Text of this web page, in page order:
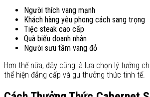
Người thích vang mạnh
Khách hàng yêu phong cách sang trọng
Tiệc steak cao cấp
Quà biếu doanh nhân
Người sưu tầm vang đỏ
Hơn thế nữa, đây cũng là lựa chọn lý tưởng
thể hiện đẳng cấp và gu thưởng thức tinh tế.